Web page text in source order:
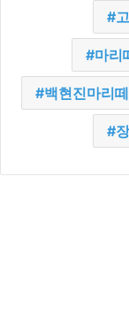
마리
백현진마리